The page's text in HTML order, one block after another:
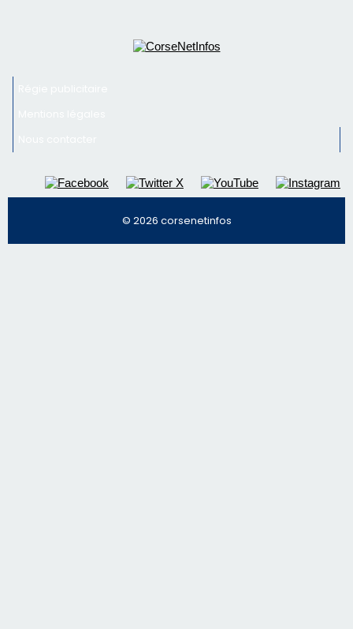
© 2026 corsenetinfos